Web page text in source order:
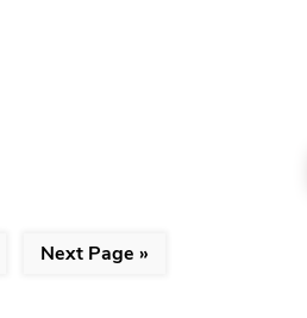
Next Page »